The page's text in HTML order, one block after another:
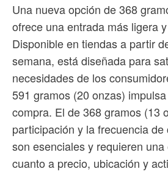
Una nueva opción de 368
ofrece una entrada más ligera
Disponible en tiendas a partir
semana, está diseñada para
necesidades de los
591 gramos (20 onzas)
compra. El de 368 gramos (13
participación y la frecuencia
son esenciales y requieren
cuanto a precio, ubicación y